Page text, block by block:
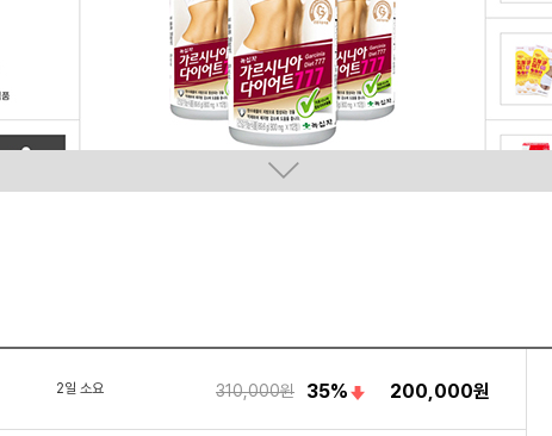
2일 소요 310,000원 35% 200,000원